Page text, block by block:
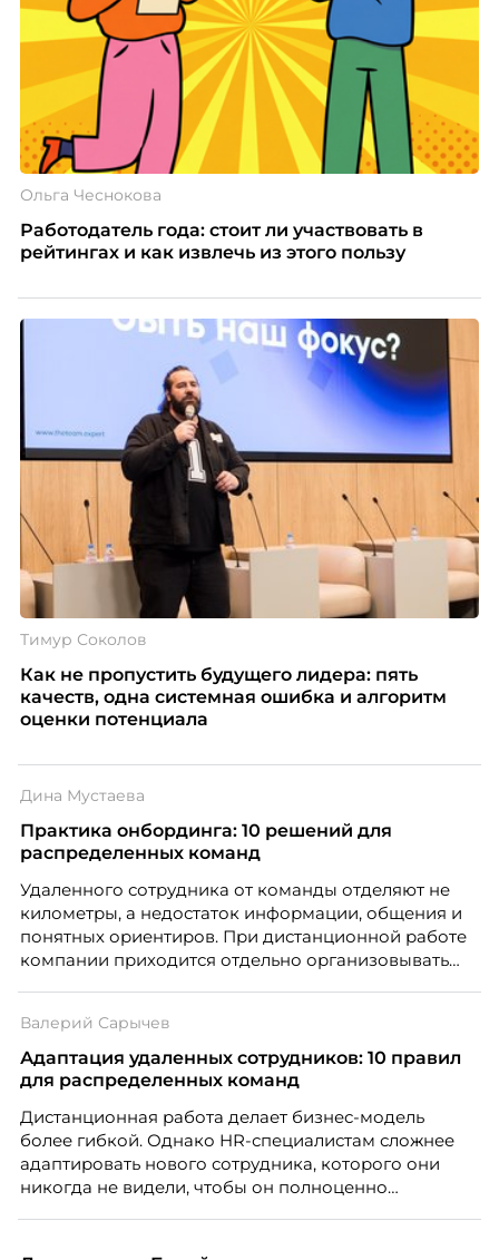
Ольга Чеснокова
Работодатель года: стоит ли участвовать в
рейтингах и как извлечь из этого пользу
Тимур Соколов
Как не пропустить будущего лидера: пять
качеств, одна системная ошибка и алгоритм
оценки потенциала
Дина Мустаева
Практика онбординга: 10 решений для
распределенных команд
Удаленного сотрудника от команды отделяют не
километры, а недостаток информации, общения и
понятных ориентиров. При дистанционной работе
компании приходится отдельно организовывать
по работе с персоналом Инфомаксимум,
рассказывает, как выстроить адаптацию
распределенной команды без лишнего контроля и
Валерий Сарычев
Адаптация удаленных сотрудников: 10 правил
для распределенных команд
Дистанционная работа делает бизнес-модель
более гибкой. Однако HR-специалистам сложнее
адаптировать нового сотрудника, которого они
никогда не видели, чтобы он полноценно